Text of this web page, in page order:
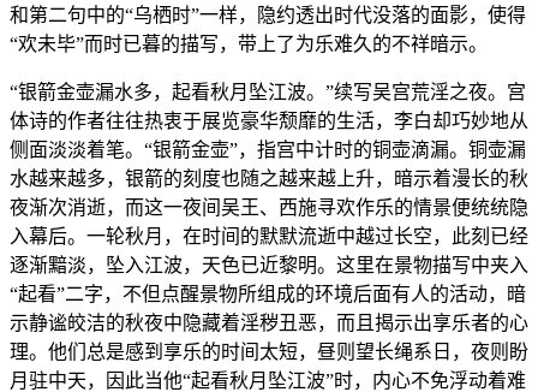
和第二句中的“乌栖时”一样，隐约透出时代没落的面影，使得
“欢未毕”而时已暮的描写，带上了为乐难久的不祥暗示。
“银箭金壶漏水多，起看秋月坠江波。”续写吴宫荒淫之夜。宫
体诗的作者往往热衷于展览豪华颓靡的生活，李白却巧妙地从
侧面淡淡着笔。“银箭金壶”，指宫中计时的铜壶滴漏。铜壶漏
水越来越多，银箭的刻度也随之越来越上升，暗示着漫长的秋
夜渐次消逝，而这一夜间吴王、西施寻欢作乐的情景便统统隐
入幕后。一轮秋月，在时间的默默流逝中越过长空，此刻已经
逐渐黯淡，坠入江波，天色已近黎明。这里在景物描写中夹入
“起看”二字，不但点醒景物所组成的环境后面有人的活动，暗
示静谧皎洁的秋夜中隐藏着淫秽丑恶，而且揭示出享乐者的心
理。他们总是感到享乐的时间太短，昼则望长绳系日，夜则盼
月驻中天，因此当他“起看秋月坠江波”时，内心不免浮动着难